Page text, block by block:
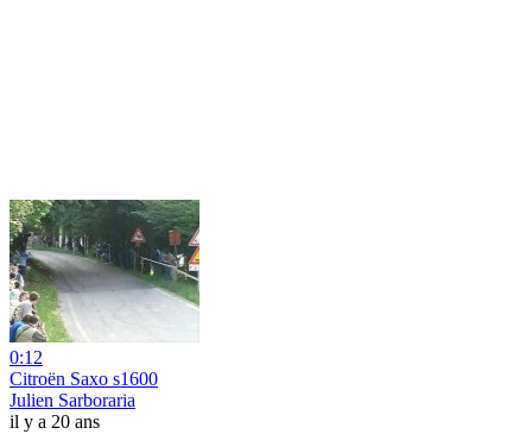
0:12
Citroën Saxo s1600
Julien Sarboraria
il y a 20 ans